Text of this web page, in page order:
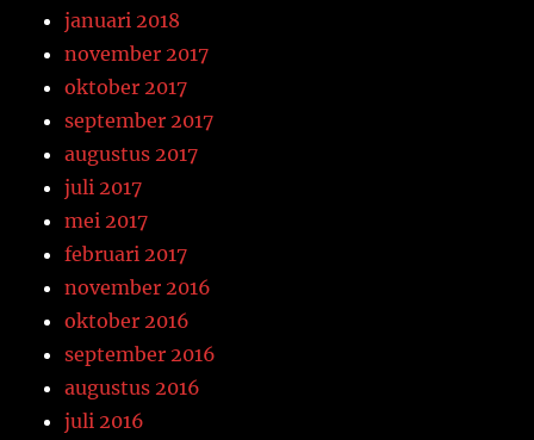
januari 2018
november 2017
oktober 2017
september 2017
augustus 2017
juli 2017
mei 2017
februari 2017
november 2016
oktober 2016
september 2016
augustus 2016
juli 2016